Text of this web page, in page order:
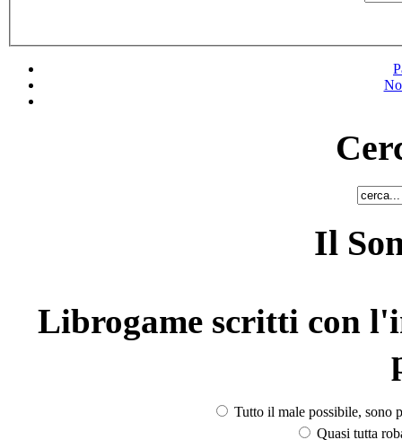
Il
Librogame scritti con
Tutto il male possibile, sono
Quasi tutta